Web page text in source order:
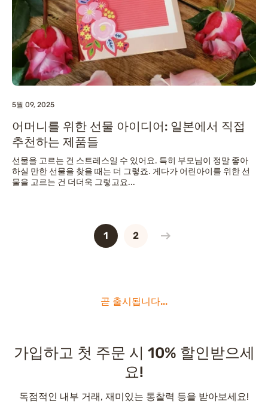
5월 09, 2025
어머니를 위한 선물 아이디어: 일본에서 직접
추천하는 제품들
선물을 고르는 건 스트레스일 수 있어요. 특히 부모님이 정말 좋아
하실 만한 선물을 찾을 때는 더 그렇죠. 게다가 어린아이를 위한 선
물을 고르는 건 더더욱 그렇고요...
1 2
곧 출시됩니다...
가입하고 첫 주문 시 10% 할인받으세
요!
독점적인 내부 거래, 재미있는 통찰력 등을 받아보세요!